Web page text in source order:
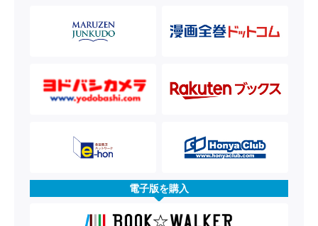
電子版を購入